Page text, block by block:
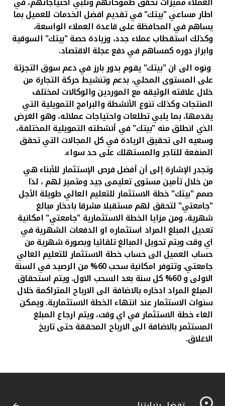
اطار مساعي"بيتك"في تقديم افضل الخدمات للعميل بما
يساهم في المحافظة على قاعدة العملاء الواسعة،
وكذلك استقطاب عملاء جدد، وزيادة حصة"بيتك" السوقية
وابراز دوره كمساهم في دفع عجلة الاقتصاد.
ونوه الى ان"بيتك"يقوم بدور بارز في دعم سوق التجزئة
على المستوى المحلي، بدعم وتنشيط حركة التجارة من
خلال علاقته الوثيقه مع الموردين والوكالات لمختلف
المنتجات وكذلك تنوع الأنشطة والبرامج التمويلية التي
يقدمها، بما يلبي تطلعات واحتياجات عملائه، وهو الغرض
الذي انطلق منه"بيتك"في أنشطته التمويلية المختلفة،
وسعيه الى تحقيق الريادة في كل المجالات التي تحقق
المنفعة للتاجر والمستهلك على حد سواء.
وتجدر الإشارة إلى أن أفضل فرص الإستثمار للأبناء هي
من خلال تأمين مستوى تعليمى جيد ومتميز لهم ، لذا
صمم "بيتك" خطة الاستثمار للتعليم العالي طويلة الأجل
"جامعتي" لتحقق لهم مستقبلا مشرقا بادخار مبالغ
شهرية، ومن مزايا الخطة الاستثمارية "جامعتي" امكانية
تعديل المبلغ المراد استثماره او الدفعات الشهرية في
اي وقت ويتم تحويل المبالغ تلقائيا وبصورة شهرية من
حساب العميل الى حساب خطة الاستثمار للتعليم العالي
جامعتي. وتتوفر امكانية سحب 60% من الرصيد في السنة
الاولى و 60% كل سنة بعد السحب الاول. ويتم استحقاق
المبلغ المراد ادخاره بالاضافة الى الارباح المتراكمة خلال
سنوات الاستثمار عند انتهاء الخطة الاستثمارية. ويمكن
الغاء خطة الاستثمار في اي وقت، ويتم ارجاع المبلغ
المستثمر بالاضافة الى الارباح المحققة حتى تاريخ
الاغلاق.